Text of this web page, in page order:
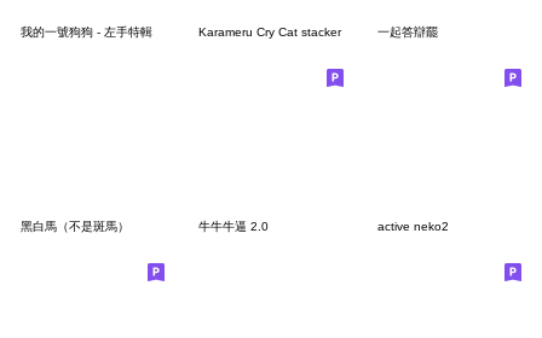
我的一號狗狗 - 左手特輯 Karameru Cry Cat stacker 一起答辯罷
黑白馬（不是斑馬） 牛牛牛逼 2.0 active neko2